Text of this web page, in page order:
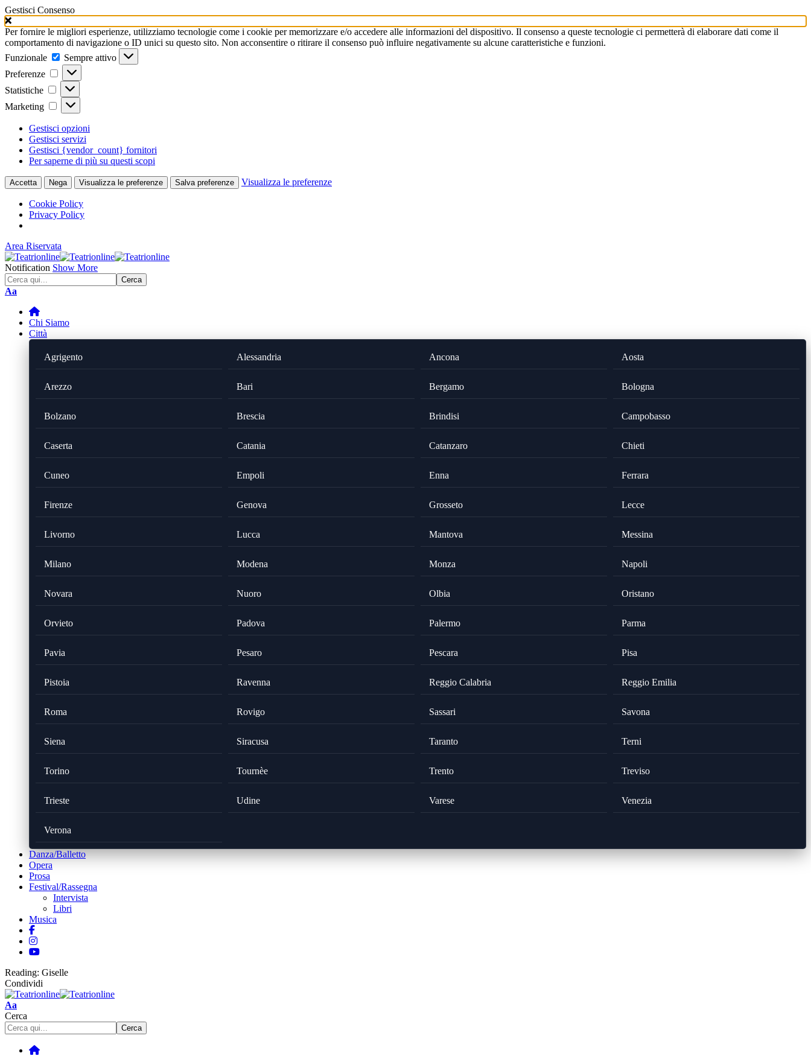
Gestisci Consenso
Per fornire le migliori esperienze, utilizziamo tecnologie come i cookie per memorizzare e/o accedere alle informazioni del dispositivo. Il consenso a queste tecnologie ci permetterà di elaborare dati come il
comportamento di navigazione o ID unici su questo sito. Non acconsentire o ritirare il consenso può influire negativamente su alcune caratteristiche e funzioni.
Funzionale
Funzionale
Sempre attivo
Preferenze
Preferenze
Statistiche Statistiche
Marketing Marketing
Gestisci opzioni
Gestisci servizi
Gestisci {vendor_count} fornitori
Per saperne di più su questi scopi
Accetta Nega Visualizza le preferenze Salva preferenze Visualizza le preferenze
Cookie Policy
Privacy Policy
Area Riservata
Notification Show More
Font
Aa
Chi Siamo
Città
Agrigento Alessandria Ancona Aosta
Arezzo Bari Bergamo Bologna
Bolzano Brescia Brindisi Campobasso
Caserta Catania Catanzaro Chieti
Cuneo Empoli Enna Ferrara
Firenze Genova Grosseto Lecce
Livorno Lucca Mantova Messina
Milano Modena Monza Napoli
Novara Nuoro Olbia Oristano
Orvieto Padova Palermo Parma
Pavia Pesaro Pescara Pisa
Pistoia Ravenna Reggio Calabria Reggio Emilia
Roma Rovigo Sassari Savona
Siena Siracusa Taranto Terni
Torino Tournèe Trento Treviso
Trieste Udine Varese Venezia
Verona
Danza/Balletto
Opera
Prosa
Festival/Rassegna
Intervista
Libri
Musica
Reading: Giselle
Condividi
Font
Resizer
Aa
Cerca